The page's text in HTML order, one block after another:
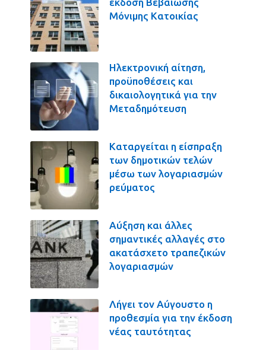
Μόνιμης Κατοικίας
Ηλεκτρονική αίτηση,
προϋποθέσεις και
δικαιολογητικά για την
Μεταδημότευση
Καταργείται η είσπραξη
των δημοτικών τελών
μέσω των λογαριασμών
ρεύματος
Αύξηση και άλλες
σημαντικές αλλαγές στο
ακατάσχετο τραπεζικών
λογαριασμών
Λήγει τον Αύγουστο η
προθεσμία για την έκδοση
νέας ταυτότητας